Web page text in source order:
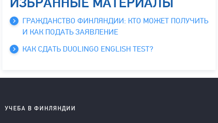
ГРАЖДАНСТВО ФИНЛЯНДИИ: КТО МОЖЕТ ПОЛУЧИТЬ
И КАК ПОДАТЬ ЗАЯВЛЕНИЕ
КАК СДАТЬ DUOLINGO ENGLISH TEST?
УЧЕБА В ФИНЛЯНДИИ